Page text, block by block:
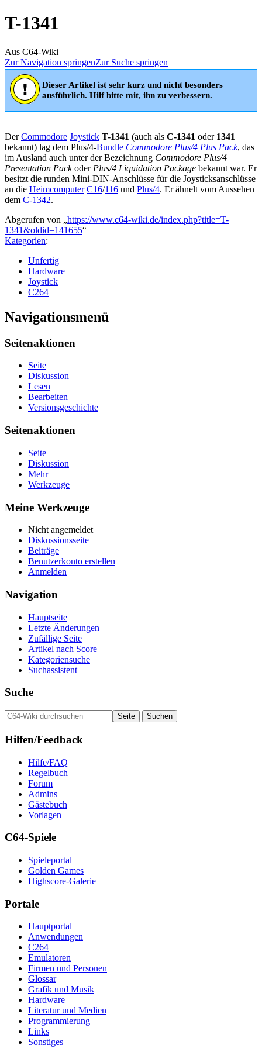
T-1341
Aus C64-Wiki
Zur Navigation springenZur Suche springen
Dieser Artikel ist sehr kurz und nicht besonders
ausführlich. Hilf bitte mit, ihn zu verbessern.
DerCommodore Joystick T-1341 (auch als C-1341 oder 1341
bekannt) lag dem Plus/4-Bundle Commodore Plus/4 Plus Pack, das
im Ausland auch unter der Bezeichnung Commodore Plus/4
Presentation Packoder Plus/4 Liquidation Package bekannt war. Er
besitzt die runden Mini-DIN-Anschlüsse für die Joysticksanschlüsse
an die Heimcomputer C16/116 und Plus/4. Er ähnelt vom Aussehen
dem C-1342.
Abgerufen von „https://www.c64-wiki.de/index.php?title=T-
1341&oldid=141655“
Kategorien:
Unfertig
Hardware
Joystick
C264
Navigationsmenü
Seitenaktionen
Seite
Diskussion
Lesen
Bearbeiten
Versionsgeschichte
Seitenaktionen
Seite
Diskussion
Mehr
Werkzeuge
Meine Werkzeuge
Nicht angemeldet
Diskussionsseite
Beiträge
Benutzerkonto erstellen
Anmelden
Navigation
Hauptseite
Letzte Änderungen
Zufällige Seite
Artikel nach Score
Kategoriensuche
Suchassistent
Suche
Hilfen/Feedback
Hilfe/FAQ
Regelbuch
Forum
Admins
Gästebuch
Vorlagen
C64-Spiele
Spieleportal
Golden Games
Highscore-Galerie
Portale
Hauptportal
Anwendungen
C264
Emulatoren
Firmen und Personen
Glossar
Grafik und Musik
Hardware
Literatur und Medien
Programmierung
Links
Sonstiges